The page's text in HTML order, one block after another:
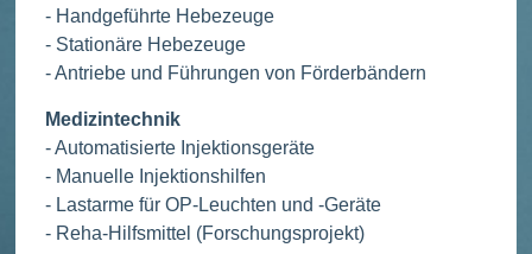
- Handgeführte Hebezeuge
- Stationäre Hebezeuge
- Antriebe und Führungen von Förderbändern
Medizintechnik
- Automatisierte Injektionsgeräte
- Manuelle Injektionshilfen
- Lastarme für OP-Leuchten und -Geräte
- Reha-Hilfsmittel (Forschungsprojekt)